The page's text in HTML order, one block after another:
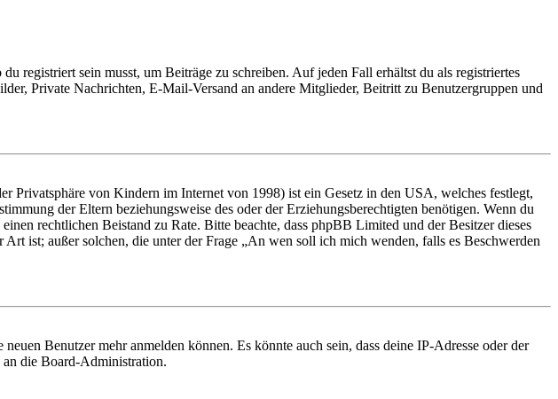
registriert sein musst, um Beiträge zu schreiben. Auf jeden Fall erhältst du als registriertes
Private Nachrichten, E-Mail-Versand an andere Mitglieder, Beitritt zu Benutzergruppen und
Privatsphäre von Kindern im Internet von 1998) ist ein Gesetz in den USA, welches festlegt,
der Eltern beziehungsweise des oder der Erziehungsberechtigten benötigen. Wenn du
rechtlichen Beistand zu Rate. Bitte beachte, dass phpBB Limited und der Besitzer dieses
ist; außer solchen, die unter der Frage „An wen soll ich mich wenden, falls es Beschwerden
Benutzer mehr anmelden können. Es könnte auch sein, dass deine IP-Adresse oder der
die Board-Administration.